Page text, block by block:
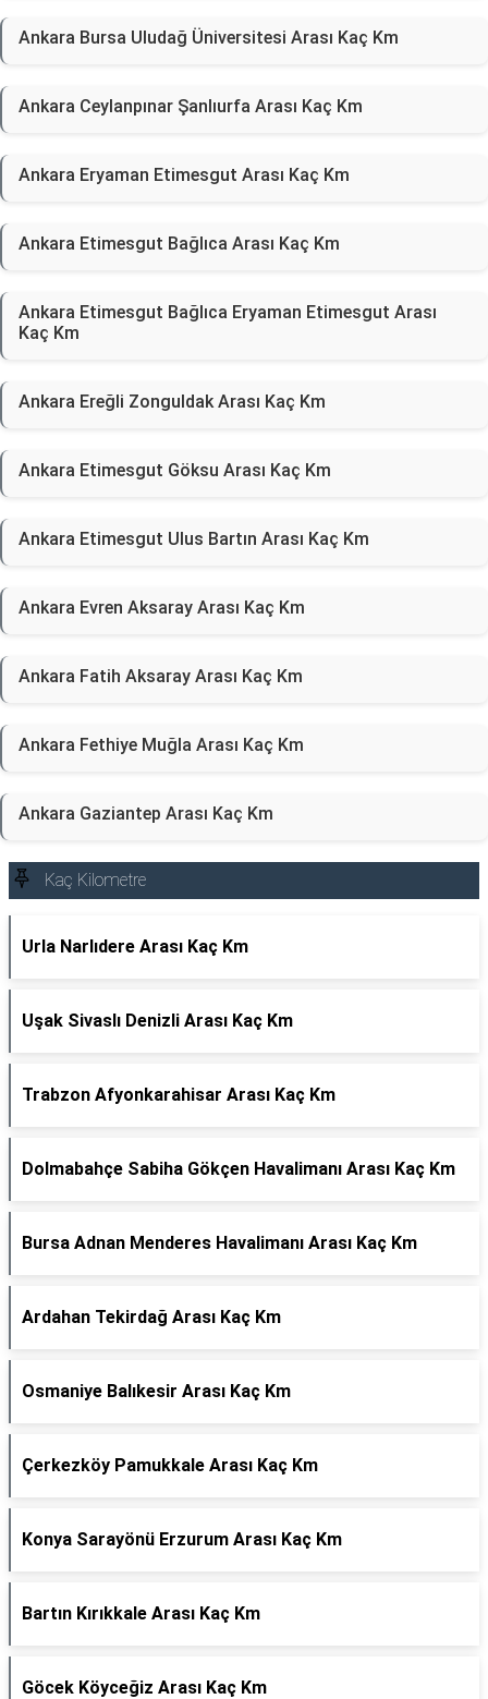
Ankara Bursa Uludağ Üniversitesi Arası Kaç Km
Ankara Ceylanpınar Şanlıurfa Arası Kaç Km
Ankara Eryaman Etimesgut Arası Kaç Km
Ankara Etimesgut Bağlıca Arası Kaç Km
Ankara Etimesgut Bağlıca Eryaman Etimesgut Arası
Kaç Km
Ankara Ereğli Zonguldak Arası Kaç Km
Ankara Etimesgut Göksu Arası Kaç Km
Ankara Etimesgut Ulus Bartın Arası Kaç Km
Ankara Evren Aksaray Arası Kaç Km
Ankara Fatih Aksaray Arası Kaç Km
Ankara Fethiye Muğla Arası Kaç Km
Ankara Gaziantep Arası Kaç Km
Kaç Kilometre
Urla Narlıdere Arası Kaç Km
Uşak Sivaslı Denizli Arası Kaç Km
Trabzon Afyonkarahisar Arası Kaç Km
Dolmabahçe Sabiha Gökçen Havalimanı Arası Kaç Km
Bursa Adnan Menderes Havalimanı Arası Kaç Km
Ardahan Tekirdağ Arası Kaç Km
Osmaniye Balıkesir Arası Kaç Km
Çerkezköy Pamukkale Arası Kaç Km
Konya Sarayönü Erzurum Arası Kaç Km
Bartın Kırıkkale Arası Kaç Km
Göcek Köyceğiz Arası Kaç Km